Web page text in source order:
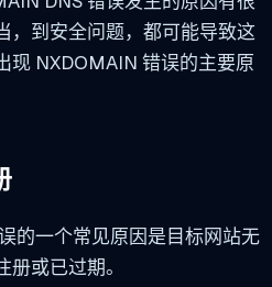
，到安全问题，都可能导致这
现 NXDOMAIN 错误的主要原
的一个常见原因是目标网站无
或已过期。